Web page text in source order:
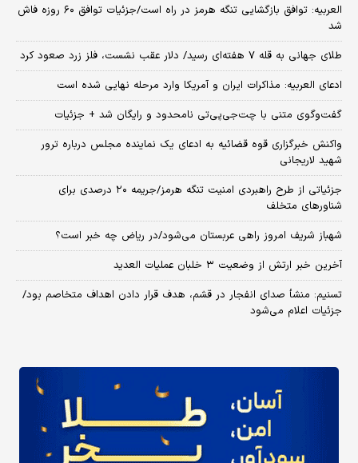
العربیه: توافق بازگشایی تنگه هرمز در راه است/جزئیات توافق ۶۰ روزه فاش
شد
طلای جهانی به قله ۷ هفته‌ای رسید/ دلار عقب نشست، فلز زرد صعود کرد
ادعای العربیه: مذاکرات ایران و آمریکا وارد مرحله نهایی شده است
گفت‌وگوی متنی با چت‌جی‌پی‌تی نامحدود و رایگان شد + جزئیات
واکنش خبرگزاری قوه قضائیه به ادعای یک نماینده مجلس درباره ترور
شهید لاریجانی
جزئیاتی از طرح راهبردی امنیت تنگه هرمز/جریمه ۲۰ درصدی برای
شناورهای متخلف
شهباز شریف امروز راهی عربستان می‌شود/در ریاض چه خبر است؟
آخرین خبر ارتش از وضعیت ۳ خلبان عملیات العدید
تسنیم: منشأ صدای انفجار در قشم، هدف قرار دادن اهداف متخاصم بود/
جزئیات اعلام می‌شود